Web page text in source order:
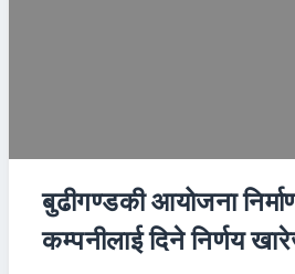
बुढीगण्डकी आयोजना
कम्पनीलाई दिने निर्णय